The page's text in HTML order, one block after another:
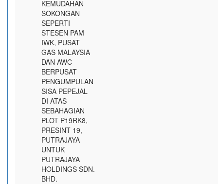
KEMUDAHAN
SOKONGAN
SEPERTI
STESEN PAM
IWK, PUSAT
GAS MALAYSIA
DAN AWC
BERPUSAT
PENGUMPULAN
SISA PEPEJAL
DI ATAS
SEBAHAGIAN
PLOT P19RK8,
PRESINT 19,
PUTRAJAYA
UNTUK
PUTRAJAYA
HOLDINGS SDN.
BHD.